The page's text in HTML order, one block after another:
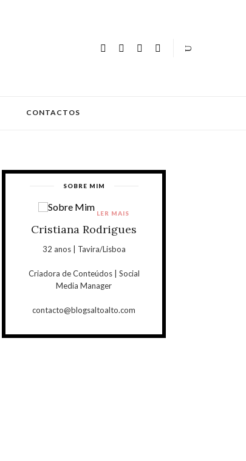
CONTACTOS
SOBRE MIM
Cristiana Rodrigues
32 anos | Tavira/Lisboa
Criadora de Conteúdos | Social
Media Manager
contacto@blogsaltoalto.com
LER MAIS